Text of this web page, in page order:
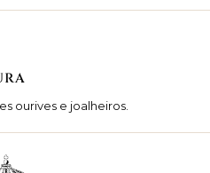
ourives e joalheiros.